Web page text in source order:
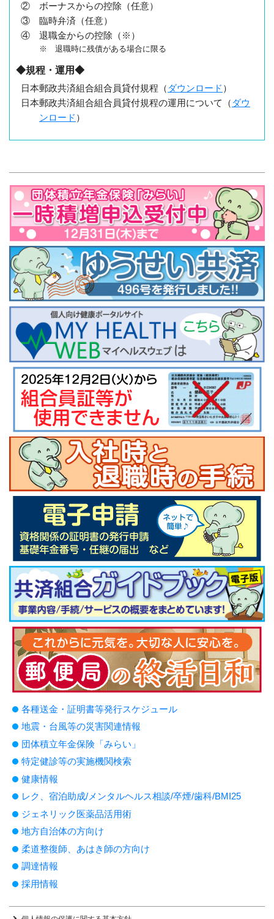
② ボーナスからの控除（任意）
③ 臨時弁済（任意）
④ 退職金からの控除（※）
※ 退職時に残債がある場合に限る
◆規程・運用◆
日本郵政共済組合組合員貸付規程（ ダウンロード ）
日本郵政共済組合組合員貸付規程の運用について（ ダウ
ンロード ）
各種送金・証明書等発行スケジュール
地震・台風等の災害関連情報
団体積立年金保険「みらい」
特定健診等の実施機関検索
健康情報
レク、宿泊助成/メンタルヘルス相談/卒煙/歯科/BMI25
ジェネリック医薬品活用術
地方自治体の方向け
柔道整復師、あはき師の方向け
調達情報
採用情報